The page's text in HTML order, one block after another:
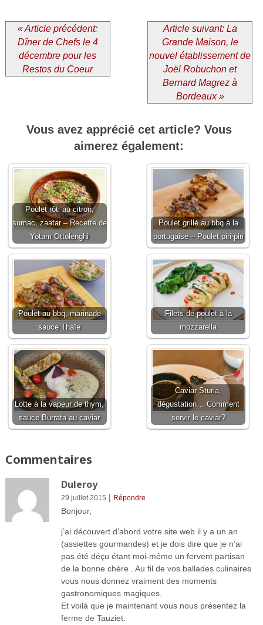
« Article précédent:
Dîner de Chefs le 4
décembre pour les
Restos du Coeur
Article suivant: La
Grande Maison, le
nouvel établissement de
Joël Robuchon et
Bernard Magrez à
Bordeaux »
Vous avez apprécié cet article? Vous
aimerez également:
Poulet rôti au citron,
sumac, zaatar – Recette de
Yotam Ottolenghi
Poulet grillé au bbq à la
portugaise – Poulet piri-piri
Poulet au bbq, marinade
sauce Thaïe
Filets de poulet à la
mozzarella
Lotte à la vapeur de thym,
sauce Burrata au caviar
Caviar Sturia,
dégustation… Comment
servir le caviar?
Commentaires
Duleroy
29 juillet 2015 | Répondre
Bonjour,
j’ai découvert d’abord votre site web il y a un an
(assiettes gourmandes) et je dois dire que je n’ai
pas été déçu étant moi-même un fervent partisan
de la bonne chère . Au fil de vos ballades culinaires
vous nous donnez vraiment des moments
gastronomiques magiques.
Et voilà que je maintenant vous nous présentez la
ferme de Tauziet.